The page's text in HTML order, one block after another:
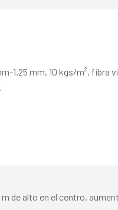
1.25 mm, 10 kgs/m², fibra
m de alto en el centro,